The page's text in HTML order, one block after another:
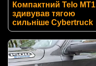
Компактний Telo MT1
здивував тягою
сильніше Cybertruck